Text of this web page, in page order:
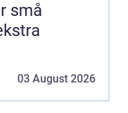
små
03 August 2026